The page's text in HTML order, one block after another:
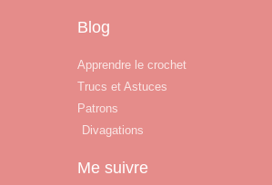
Blog
Apprendre le crochet
Trucs et Astuces
Patrons
Divagations
Me suivre